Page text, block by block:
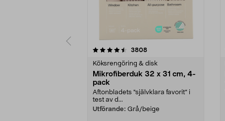
3808recensioner
Köksrengöring & disk
Mikrofiberduk 32 x 31 cm, 4-
pack
Aftonbladets "självklara favorit” i
test av d...
Utförande: Grå/beige
4.0av 5 stjärnor